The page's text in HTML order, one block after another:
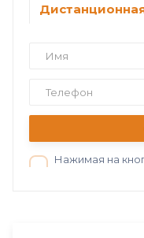
Нажимая на кнопку «Отправить», я